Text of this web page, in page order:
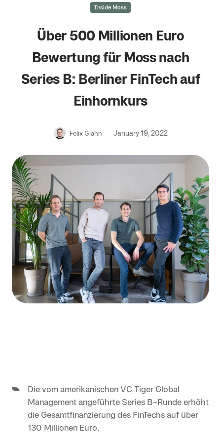
Inside Moss
Über 500 Millionen Euro
Bewertung für Moss nach
Series B: Berliner FinTech auf
Einhornkurs
Felix Glahn January 19, 2022
Die vom amerikanischen VC Tiger Global
Management angeführte Series B-Runde erhöht
die Gesamtfinanzierung des FinTechs auf über
130 Millionen Euro.